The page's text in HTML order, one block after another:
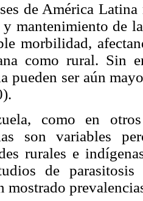
de América
mantenimiento de
morbilidad,
como rural. Sin
pueden ser aún
como en
son variables
rurales e
de parasitosis
mostrado